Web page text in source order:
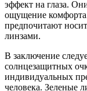
эффект на глаза.
ощущение
предпочитают
линзами.
В заключение
солнцезащитных
индивидуальных
человека. Зеленые